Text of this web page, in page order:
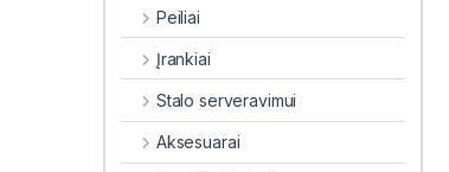
Peiliai
Įrankiai
Stalo serveravimui
Aksesuarai